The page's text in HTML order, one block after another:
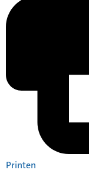
Printen